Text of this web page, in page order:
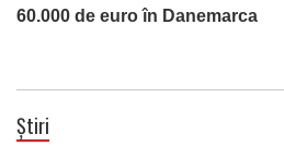
60.000 de euro în Danemarca
Știri